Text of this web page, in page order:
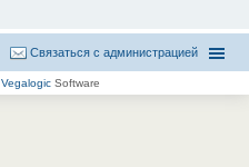
Связаться с администрацией
Vegalogic Software